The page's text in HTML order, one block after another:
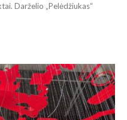
Darželio „Pelėdžiukas“